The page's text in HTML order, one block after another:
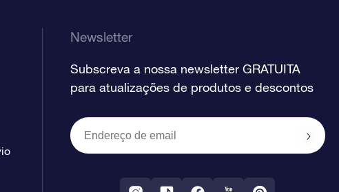
Newsletter
Subscreva a nossa newsletter GRATUITA
para atualizações de produtos e descontos